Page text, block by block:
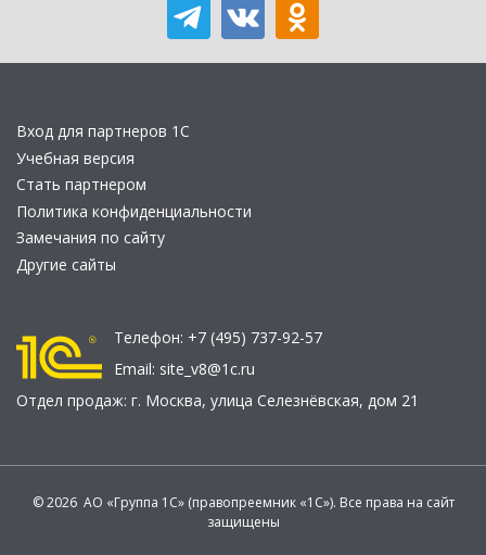
Вход для партнеров 1С
Учебная версия
Стать партнером
Политика конфиденциальности
Замечания по сайту
Другие сайты
Телефон: +7 (495) 737-92-57
Email: site_v8@1c.ru
Отдел продаж: г. Москва, улица Селезнёвская, дом 21
© 2026 АО «Группа 1С» (правопреемник «1С»). Все права на сайт
защищены